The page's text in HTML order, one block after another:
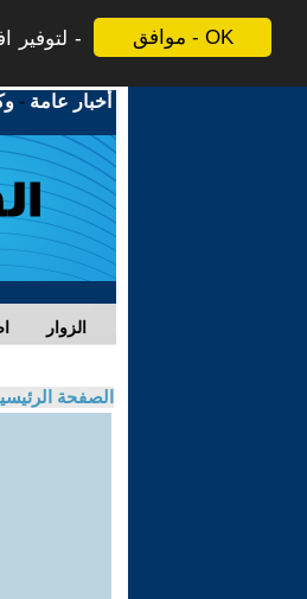
موافق - OK
لتوفير
أخبار عامة -
الزوار
الصفحة